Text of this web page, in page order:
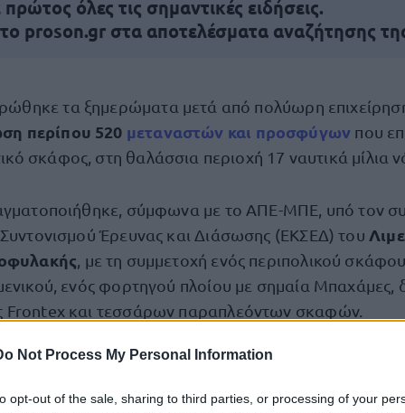
Not Process My Personal Information
opt-out of the sale, sharing to third parties, or processing of your
όλες τις σημαντικές ειδήσεις.
proson.gr στα αποτελέσματα αναζήτησης
τα ξημερώματα μετά από πολύωρη
περίπου 520 μεταναστών και προσφύγων που
σκάφος, στη θαλάσσια περιοχή 17 ναυτικά μίλια
σύμφωνα με το ΑΠΕ-ΜΠΕ, υπό τον
Έρευνας και Διάσωσης (ΕΚΣΕΔ) του
, με τη συμμετοχή ενός περιπολικού
ενός φορτηγού πλοίου με σημαία Μπαχάμες,
και τεσσάρων παραπλεόντων σκαφών.
με ασφάλεια στο λιμάνι της